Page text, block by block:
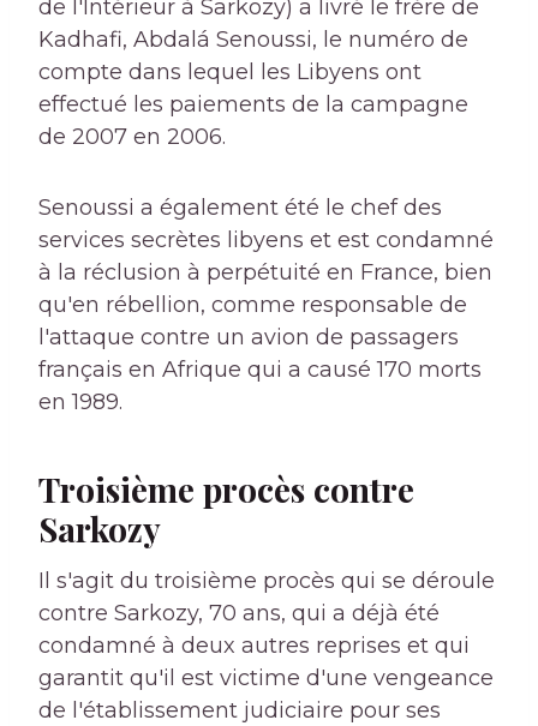
de l'Intérieur à Sarkozy) a livré le frère de
Kadhafi, Abdalá Senoussi, le numéro de
compte dans lequel les Libyens ont
effectué les paiements de la campagne
de 2007 en 2006.
Senoussi a également été le chef des
services secrètes libyens et est condamné
à la réclusion à perpétuité en France, bien
qu'en rébellion, comme responsable de
l'attaque contre un avion de passagers
français en Afrique qui a causé 170 morts
en 1989.
Troisième procès contre
Sarkozy
Il s'agit du troisième procès qui se déroule
contre Sarkozy, 70 ans, qui a déjà été
condamné à deux autres reprises et qui
garantit qu'il est victime d'une vengeance
de l'établissement judiciaire pour ses